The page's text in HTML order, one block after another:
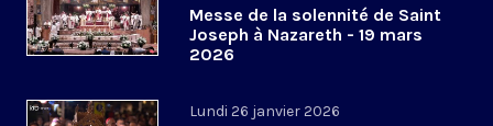
Messe de la solennité de Saint
Joseph à Nazareth - 19 mars
2026
Lundi 26 janvier 2026